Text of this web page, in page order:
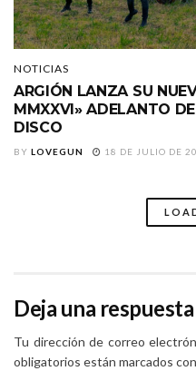
NOTICIAS
ARGIÓN LANZA SU
MMXXVI» ADELANTO
DISCO
BY LOVEGUN 18 DE JULIO DE
Deja una respuesta
Tu dirección de correo
obligatorios están marcados con